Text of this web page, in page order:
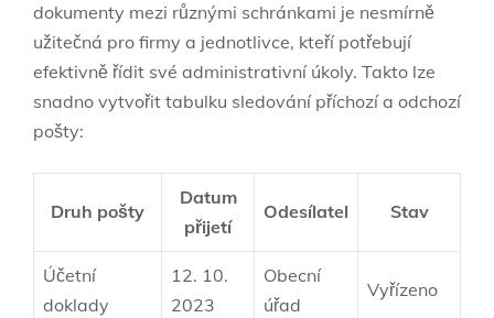
dokumenty mezi různými schránkami je nesmírně
užitečná pro firmy a jednotlivce, kteří potřebují
efektivně řídit své administrativní úkoly. Takto lze
snadno vytvořit tabulku sledování příchozí a odchozí
pošty:
Druh pošty
Datum
přijetí
Odesílatel Stav
Účetní
doklady
12. 10.
2023
Obecní
úřad
Vyřízeno